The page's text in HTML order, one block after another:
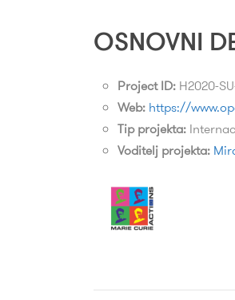
OSNOVNI
Project ID: H2020-
Web: https://
Tip projekta:
Voditelj projekta: